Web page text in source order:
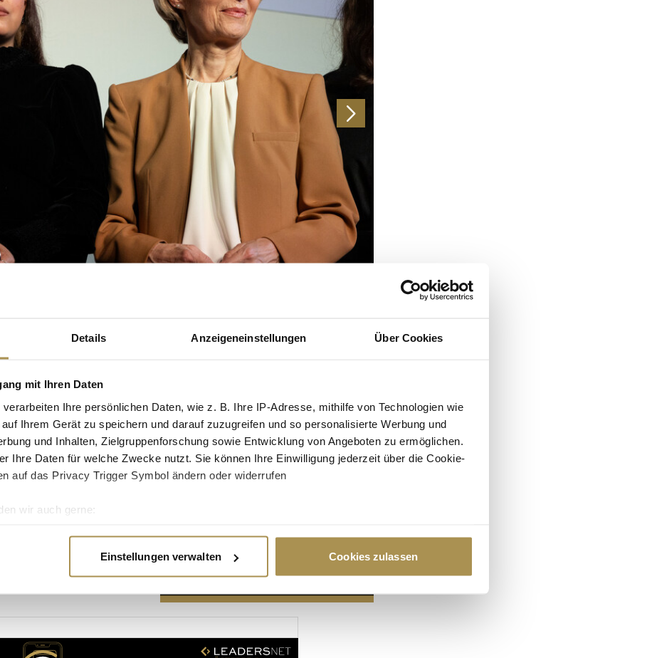
Details Anzeigeneinstellungen Über Cookies
mit Ihren Daten
verarbeiten Ihre persönlichen Daten, wie z. B. Ihre IP-Adresse, mithilfe von Technologien wie
Ihrem Gerät zu speichern und darauf zuzugreifen und so personalisierte Werbung und
und Inhalten, Zielgruppenforschung sowie Entwicklung von Angeboten zu ermöglichen.
Ihre Daten für welche Zwecke nutzt. Sie können Ihre Einwilligung jederzeit über die Cookie-
auf das Privacy Trigger Symbol ändern oder widerrufen
wir auch gerne:
wie Ihre persönlichen Daten verarbeitet werden, und legen Sie Ihre Präferenzen im
Inhalte und Anzeigen zu personalisieren, Funktionen für soziale Medien anbieten zu können
soziale Medien, Werbung und Analysen weiter. Unsere Partner führen diese Informationen
Einstellungen verwalten Cookies zulassen
Advertisement